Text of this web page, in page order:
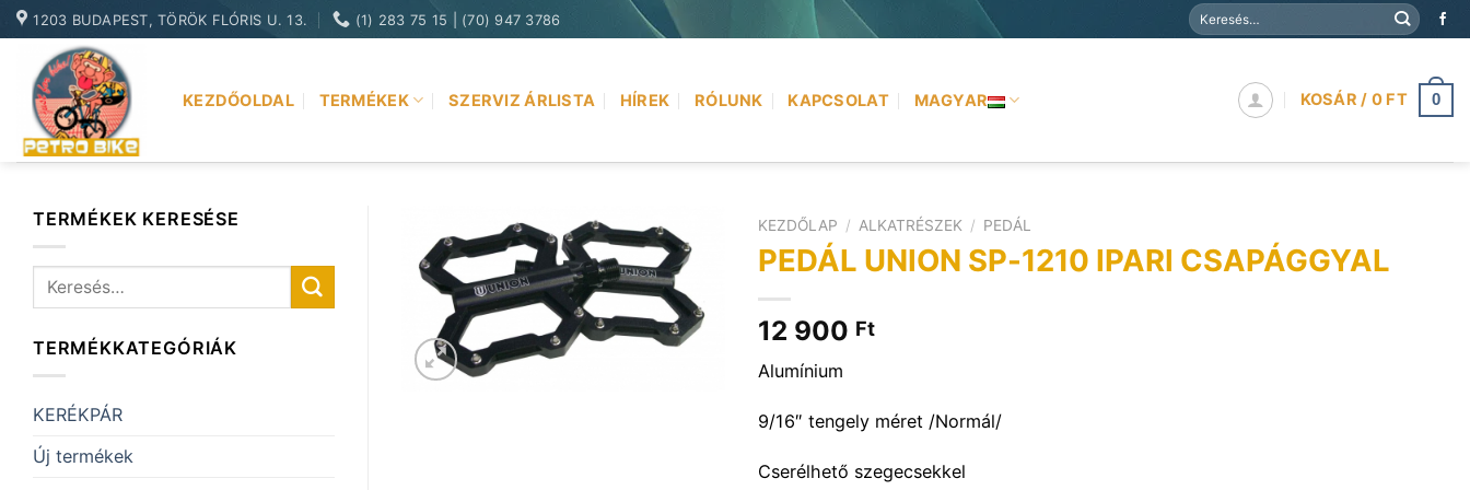
Skip
to
content
1203 BUDAPEST, TÖRÖK FLÓRIS U. 13. (1) 283 75 15 | (70) 947 3786
Keresés
a
KEZDŐOLDAL TERMÉKEK SZERVIZ ÁRLISTA HÍREK RÓLUNK KAPCSOLAT MAGYAR KOSÁR / 0 FT 0
TERMÉKEK KERESÉSE
Keresés
TERMÉKKATEGÓRIÁK
KERÉKPÁR
Új termékek
KEZDŐLAP / ALKATRÉSZEK / PEDÁL
PEDÁL UNION SP-1210 IPARI CSAPÁGGYAL
12 900 Ft
Alumínium
9/16″ tengely méret /Normál/
Cserélhető szegecsekkel